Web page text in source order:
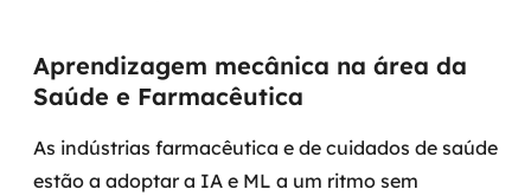
Aprendizagem mecânica na área da
Saúde e Farmacêutica
As indústrias farmacêutica e de cuidados de saúde
estão a adoptar a IA e ML a um ritmo sem